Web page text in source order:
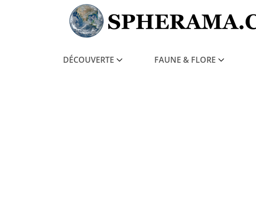
DÉCOUVERTE FAUNE & FLORE